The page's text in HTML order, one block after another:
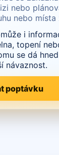
nebo
nebo místa
i
topení
se dá
návaznost.
poptávku